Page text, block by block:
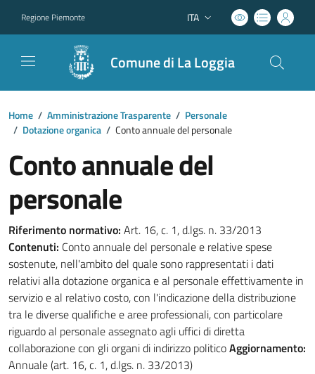
Regione Piemonte Lingua attiva:
ITA
Comune di La Loggia
Home / Amministrazione Trasparente / Personale
/ Dotazione organica / Conto annuale del personale
Conto annuale del
personale
Riferimento normativo: Art. 16, c. 1, d.lgs. n. 33/2013
Contenuti: Conto annuale del personale e relative spese
sostenute, nell'ambito del quale sono rappresentati i dati
relativi alla dotazione organica e al personale effettivamente in
servizio e al relativo costo, con l'indicazione della distribuzione
tra le diverse qualifiche e aree professionali, con particolare
riguardo al personale assegnato agli uffici di diretta
collaborazione con gli organi di indirizzo politicoAggiornamento:
Annuale (art. 16, c. 1, d.lgs. n. 33/2013)